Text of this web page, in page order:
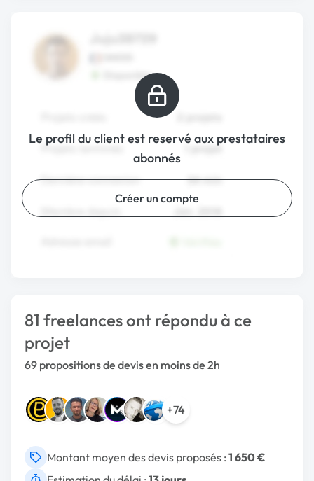
Le profil du client est reservé aux prestataires
abonnés
Créer un compte
81 freelances ont répondu à ce
projet
69 propositions de devis en moins de 2h
+74
Montant moyen des devis proposés : 1 650 €